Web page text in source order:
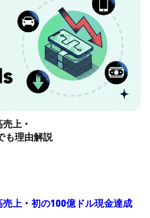
上・
も理由解説
上・初の100億ドル現金達成